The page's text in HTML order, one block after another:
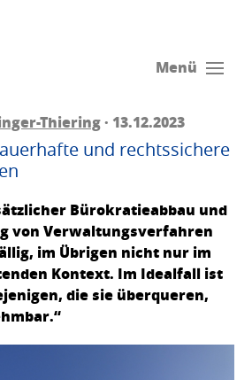
Menü
Thiering· 13.12.2023
und rechtssichere
Bürokratieabbau und
von Verwaltungsverfahren
im Übrigen nicht nur im
Kontext. Im Idealfall ist
die sie überqueren,